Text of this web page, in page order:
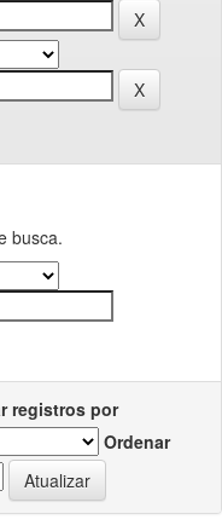
busca.
registros por
Ordenar